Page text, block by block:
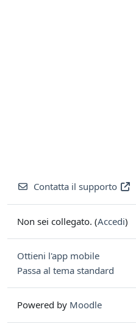
Contatta il supporto
Non sei collegato. (Accedi)
Ottieni l'app mobile
Passa al tema standard
Powered by Moodle